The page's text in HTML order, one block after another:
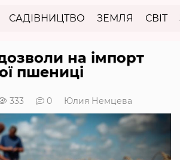
САДІВНИЦТВО ЗЕМЛЯ СВІТ
на імпорт
пшениці
333 0 Юлия Немцева